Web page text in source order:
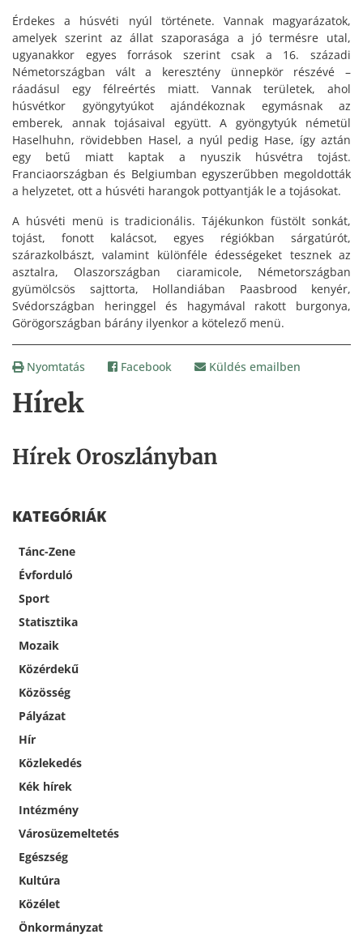
Hírek
Hírek Oroszlányban
KATEGÓRIÁK
Tánc-Zene
Évforduló
Sport
Statisztika
Mozaik
Közérdekű
Közösség
Pályázat
Hír
Közlekedés
Kék hírek
Intézmény
Városüzemeltetés
Egészség
Kultúra
Közélet
Önkormányzat
Érdekes a húsvéti nyúl története. Vannak magyarázatok,
amelyek szerint az állat szaporasága a jó termésre utal,
ugyanakkor egyes források szerint csak a 16. századi
Németországban vált a keresztény ünnepkör részévé –
ráadásul egy félreértés miatt. Vannak területek, ahol
húsvétkor gyöngytyúkot ajándékoznak egymásnak az
emberek, annak tojásaival együtt. A gyöngytyúk németül
Haselhuhn, rövidebben Hasel, a nyúl pedig Hase, így aztán
egy betű miatt kaptak a nyuszik húsvétra tojást.
Franciaországban és Belgiumban egyszerűbben megoldották
a helyzetet, ott a húsvéti harangok pottyantják le a tojásokat.
A húsvéti menü is tradicionális. Tájékunkon füstölt sonkát,
tojást, fonott kalácsot, egyes régiókban sárgatúrót,
szárazkolbászt, valamint különféle édességeket tesznek az
asztalra, Olaszországban ciaramicole, Németországban
gyümölcsös sajttorta, Hollandiában Paasbrood kenyér,
Svédországban heringgel és hagymával rakott burgonya,
Görögországban bárány ilyenkor a kötelező menü.
Nyomtatás Facebook Küldés emailben